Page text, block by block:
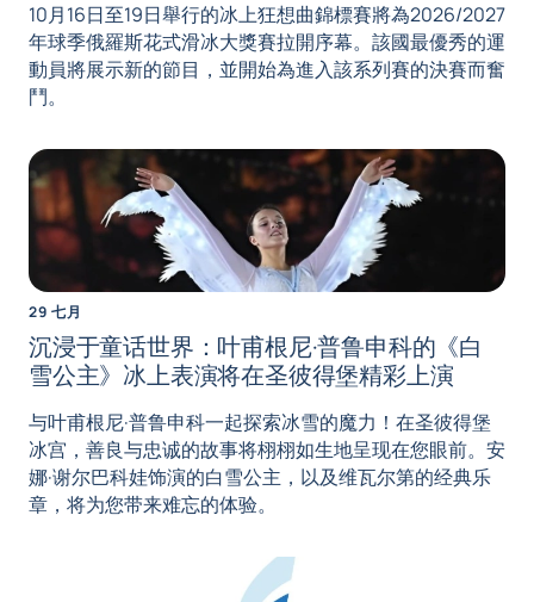
10月16日至19日舉行的冰上狂想曲錦標賽將為2026/2027
年球季俄羅斯花式滑冰大獎賽拉開序幕。該國最優秀的運
動員將展示新的節目，並開始為進入該系列賽的決賽而奮
鬥。
29 七月
沉浸于童话世界：叶甫根尼·普鲁申科的《白
雪公主》冰上表演将在圣彼得堡精彩上演
与叶甫根尼·普鲁申科一起探索冰雪的魔力！在圣彼得堡
冰宫，善良与忠诚的故事将栩栩如生地呈现在您眼前。安
娜·谢尔巴科娃饰演的白雪公主，以及维瓦尔第的经典乐
章，将为您带来难忘的体验。